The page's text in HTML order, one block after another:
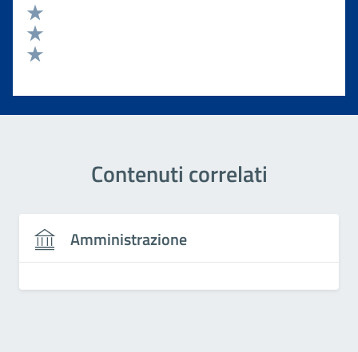
Valuta 4 stelle su 5
Valuta 3 stelle su 5
Valuta 2 stelle su 5
Contenuti correlati
Amministrazione